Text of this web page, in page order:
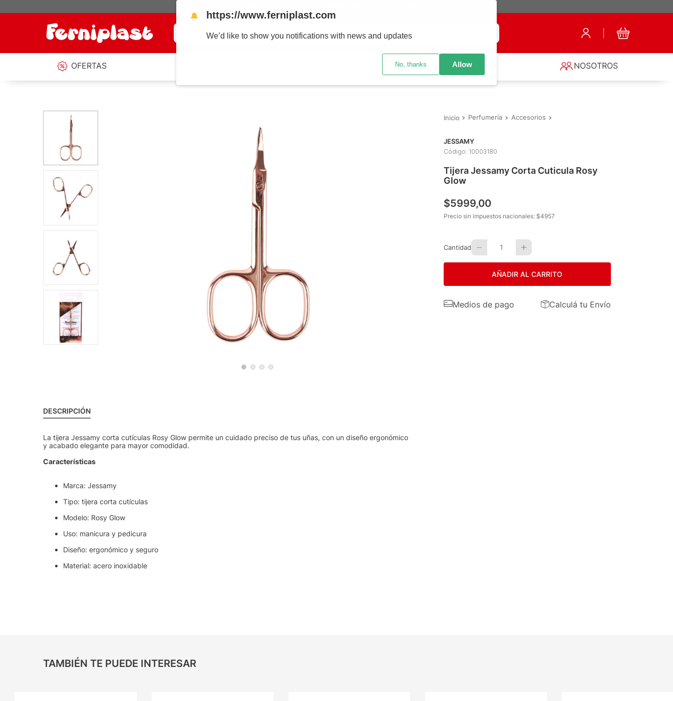
¿Qué estás buscando?
OFERTAS SUCURSALES NOSOTROS
DESCRIPCIÓN
La tijera Jessamy corta cutículas Rosy Glow permite un cuidado preciso de tus uñas, con un diseño ergonómico
y acabado elegante para mayor comodidad.
Características
Marca: Jessamy
Tipo: tijera corta cutículas
Modelo: Rosy Glow
Uso: manicura y pedicura
Diseño: ergonómico y seguro
Material: acero inoxidable
Perfumería Accesorios
JESSAMY
Código: 10003180
Tijera Jessamy Corta Cuticula Rosy
Glow
$5999,00
Precio sin impuestos nacionales: $4957
Cantidad 1
AÑADIR AL CARRITO
Medios de pago Calculá tu Envío
TAMBIÉN TE PUEDE INTERESAR
🔔 https://www.ferniplast.com
We’d like to show you notifications with news and updates
No, thanks Allow